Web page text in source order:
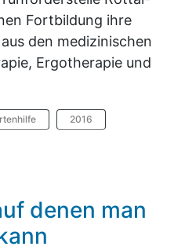
Fortbildung ihre
den medizinischen
Ergotherapie und
2016
denen man